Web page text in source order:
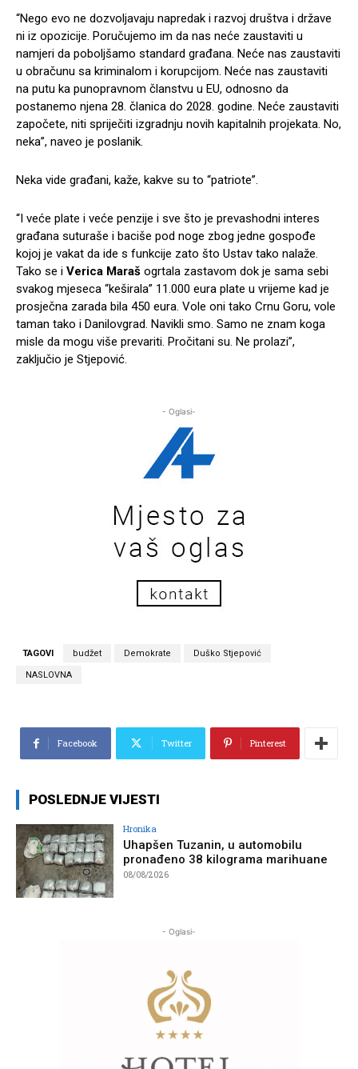
“Nego evo ne dozvoljavaju napredak i razvoj društva i države
ni iz opozicije. Poručujemo im da nas neće zaustaviti u
namjeri da poboljšamo standard građana. Neće nas zaustaviti
u obračunu sa kriminalom i korupcijom. Neće nas zaustaviti
na putu ka punopravnom članstvu u EU, odnosno da
postanemo njena 28. članica do 2028. godine. Neće zaustaviti
započete, niti spriječiti izgradnju novih kapitalnih projekata. No,
neka”, naveo je poslanik.
Neka vide građani, kaže, kakve su to “patriote”.
“I veće plate i veće penzije i sve što je prevashodni interes
građana suturaše i baciše pod noge zbog jedne gospođe
kojoj je vakat da ide s funkcije zato što Ustav tako nalaže.
Tako se i Verica Maraš ogrtala zastavom dok je sama sebi
svakog mjeseca “keširala” 11.000 eura plate u vrijeme kad je
prosječna zarada bila 450 eura. Vole oni tako Crnu Goru, vole
taman tako i Danilovgrad. Navikli smo. Samo ne znam koga
misle da mogu više prevariti. Pročitani su. Ne prolazi”,
zaključio je Stjepović.
- Oglasi-
TAGOVI budžet Demokrate Duško Stjepović
NASLOVNA
Facebook Twitter Pinterest
POSLEDNJE VIJESTI
Hronika
Uhapšen Tuzanin, u automobilu
pronađeno 38 kilograma marihuane
08/08/2026
- Oglasi-